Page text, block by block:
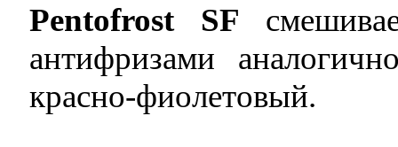
Pentofrost SF
антифризами
красно-фиолетовый.